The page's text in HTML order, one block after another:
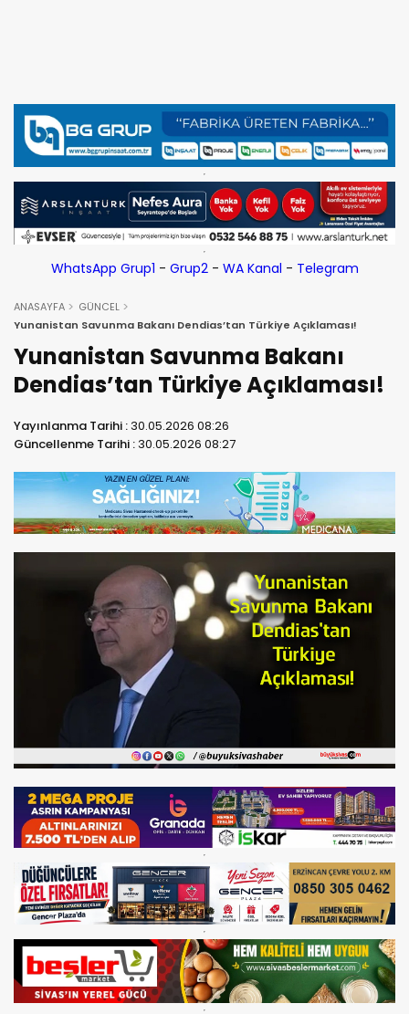
WhatsApp Grup1 - Grup2- WA Kanal - Telegram
ANASAYFA
GÜNCEL
Yunanistan Savunma Bakanı Dendias’tan Türkiye Açıklaması!
Yunanistan Savunma Bakanı
Dendias’tan Türkiye Açıklaması!
Yayınlanma Tarihi :30.05.2026 08:26
Güncellenme Tarihi :30.05.2026 08:27